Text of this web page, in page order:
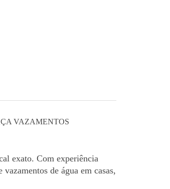
VAZAMENTOS
exato. Com experiência
de água em casas,